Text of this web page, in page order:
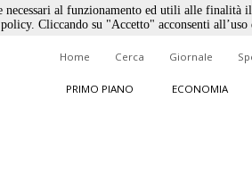
Home Cerca Giornale
PRIMO PIANO ECONOMIA
al funzionamento ed utili alle
Cliccando su "Accetto" acconsenti all’uso